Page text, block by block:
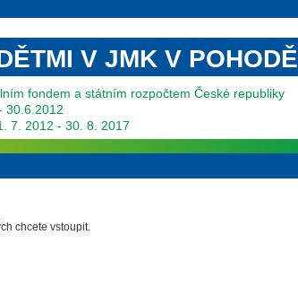
V JMK V POHODĚ
fondem a státním rozpočtem České republiky
30.6.2012
7. 2012 - 30. 8. 2017
chcete vstoupit.